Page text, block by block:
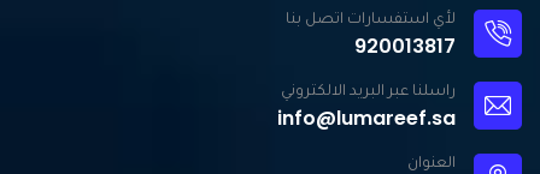
لأي استفسارات اتصل بنا
920013817
راسلنا عبر البريد الالكتروني
info@lumareef.sa
العنوان